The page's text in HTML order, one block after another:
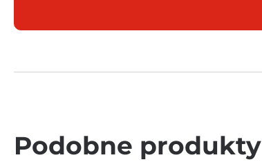
Podobne produkty